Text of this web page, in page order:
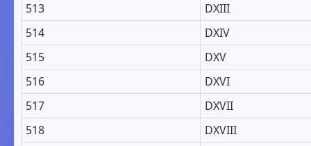
513
DXIII
514
DXIV
515
DXV
516
DXVI
517
DXVII
518
DXVIII